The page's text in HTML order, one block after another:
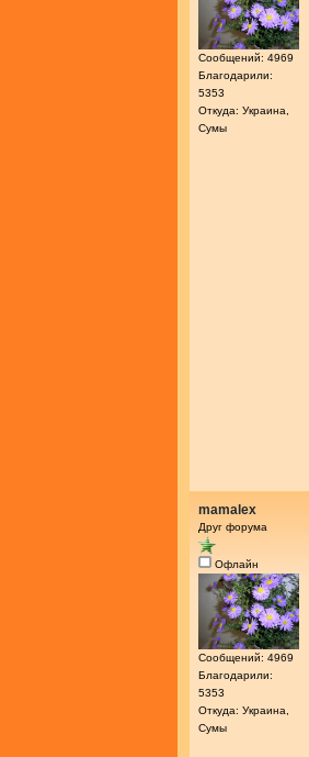
Сообщений: 4969
Благодарили:
5353
Откуда: Украина,
Сумы
mamalex
Друг форума
Офлайн
Сообщений: 4969
Благодарили:
5353
Откуда: Украина,
Сумы